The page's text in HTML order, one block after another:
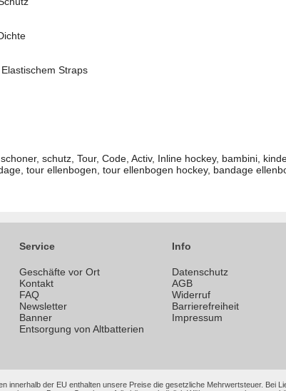
Straps
schutz, Tour, Code, Activ, Inline hockey, bambini,
tour ellenbogen, tour ellenbogen hockey, bandage
Service
Geschäfte vor Ort
Kontakt
FAQ
Newsletter
Banner
Entsorgung von Altbatterien
Info
Datenschutz
AGB
Widerruf
Barrierefreiheit
Impressum
innerhalb der EU enthalten unsere Preise die gesetzliche Mehrwertsteuer. Bei